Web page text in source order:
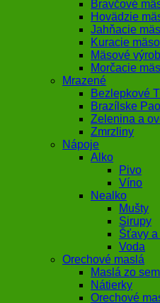
Bravčové
Hovädzie
Jahňacie
Kuracie mäso
Mäsové
Morčacie
Mrazené
Bezlepkové
Brazílske Pao
Zelenina a
Zmrzliny
Nápoje
Alko
Pivo
Víno
Nealko
Mušty
Sirupy
Šťavy a
Voda
Orechové maslá
Maslá zo
Nátierky
Orechové